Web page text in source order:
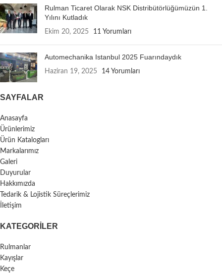
Rulman Ticaret Olarak NSK Distribütörlüğümüzün 1.
Yılını Kutladık
Ekim 20, 2025 11 Yorumları
Automechanika Istanbul 2025 Fuarındaydık
Haziran 19, 2025 14 Yorumları
SAYFALAR
Anasayfa
Ürünlerimiz
Ürün Katalogları
Markalarımız
Galeri
Duyurular
Hakkımızda
Tedarik & Lojistik Süreçlerimiz
İletişim
KATEGORILER
Rulmanlar
Kayışlar
Keçe